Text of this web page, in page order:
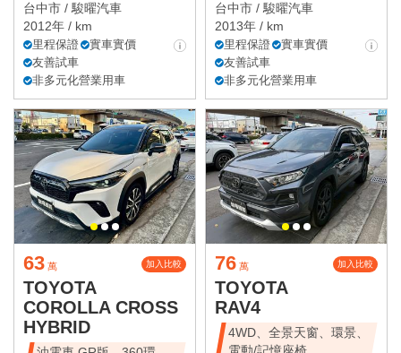
台中市 /駿曜汽車
2012年 / km
里程保證
實車實價
友善試車
非多元化營業用車
台中市 /駿曜汽車
2013年 / km
里程保證
實車實價
友善試車
非多元化營業用車
63 萬 加入比較
TOYOTA
COROLLA CROSS
HYBRID
76 萬 加入比較
TOYOTA
RAV4
4WD、全景天窗、環景、